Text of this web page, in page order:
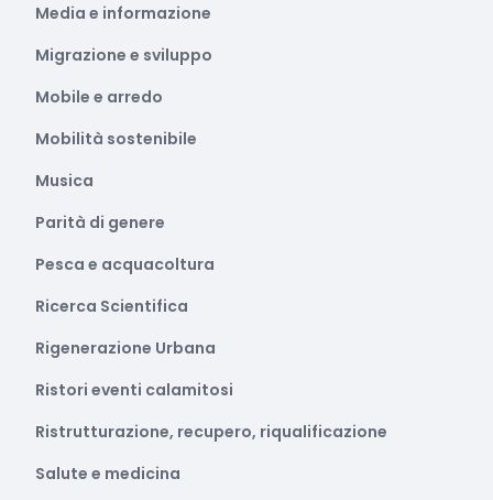
Media e informazione
Migrazione e sviluppo
Mobile e arredo
Mobilità sostenibile
Musica
Parità di genere
Pesca e acquacoltura
Ricerca Scientifica
Rigenerazione Urbana
Ristori eventi calamitosi
Ristrutturazione, recupero, riqualificazione
Salute e medicina